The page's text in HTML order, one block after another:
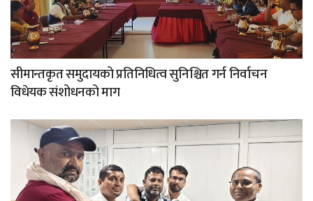
सीमान्तकृत समुदायको प्रतिनिधित्व सुनिश्चित गर्न निर्वाचन
विधेयक संशोधनको माग